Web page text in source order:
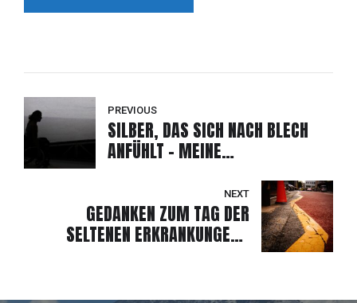
PREVIOUS
SILBER, DAS SICH NACH BLECH
ANFÜHLT – MEINE
NEXT
GEDANKEN ZUM TAG DER
SELTENEN ERKRANKUNGEN –